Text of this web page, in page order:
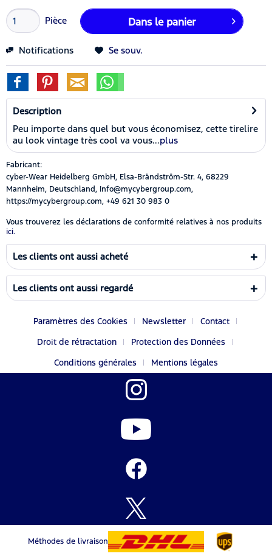
Pièce Dans le panier
Notifications Se souv.
Description
Peu importe dans quel but vous économisez, cette tirelire
au look vintage très cool va vous...plus
Fabricant:
cyber-Wear Heidelberg GmbH, Elsa-Brändström-Str. 4, 68229
Mannheim, Deutschland, Info@mycybergroup.com,
https://mycybergroup.com, +49 621 30 983 0
Vous trouverez les déclarations de conformité relatives à nos produits
ici.
Les clients ont aussi acheté
Les clients ont aussi regardé
Paramètres des Cookies Newsletter
Contact
Droit de rétractation
Protection des Données
Conditions générales
Mentions légales
Méthodes de livraison